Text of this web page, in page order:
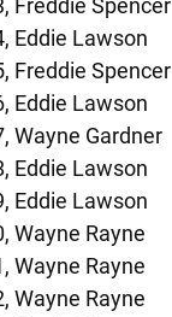
Freddie Spencer
Eddie Lawson
Freddie Spencer
Eddie Lawson
Wayne Gardner
Eddie Lawson
Eddie Lawson
Wayne Rayne
Wayne Rayne
Wayne Rayne